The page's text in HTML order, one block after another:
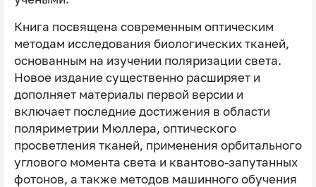
Книга посвящена современным оптическим
методам исследования биологических тканей,
основанным на изучении поляризации света.
Новое издание существенно расширяет и
дополняет материалы первой версии и
включает последние достижения в области
поляриметрии Мюллера, оптического
просветления тканей, применения орбитального
углового момента света и квантово-запутанных
фотонов, а также методов машинного обучения